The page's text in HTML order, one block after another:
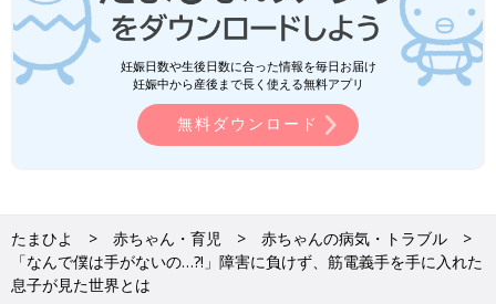
妊娠日数や生後日数に合った情報を毎日お届け
妊娠中から産後まで長く使える無料アプリ
無料ダウンロード
たまひよ 赤ちゃん・育児
赤ちゃんの病気・トラブル
「なんで僕は手がないの…?!」障害に負けず、筋電義手を手に入れた
息子が見た世界とは